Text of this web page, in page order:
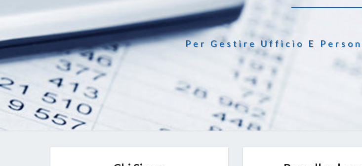
Per Gestire Ufficio E